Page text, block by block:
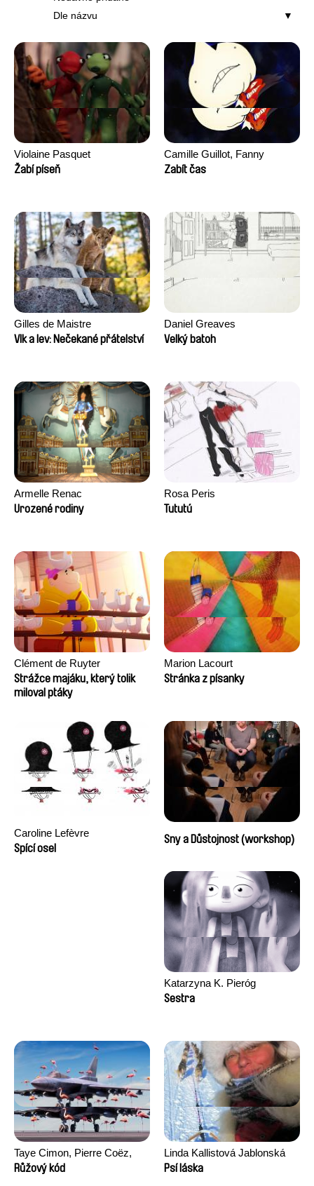
Dle názvu
Violaine Pasquet
Žabí píseň
Camille Guillot, Fanny
Hagdahl Sörebo, Aleksandra
Valentine Zhang
Zabít čas
Gilles de Maistre
Vlk a lev: Nečekané přátelství
Daniel Greaves
Velký batoh
Armelle Renac
Urozené rodiny
Rosa Peris
Tututú
Clément de Ruyter
Strážce majáku, který tolik
miloval ptáky
Marion Lacourt
Stránka z písanky
Caroline Lefèvre
Spící osel
Sny a Důstojnost (workshop)
Katarzyna K. Pieróg
Sestra
Taye Cimon, Pierre Coëz,
Julie Groux, Sandra Leydier,
Růžový kód
Linda Kallistová Jablonská
Psí láska